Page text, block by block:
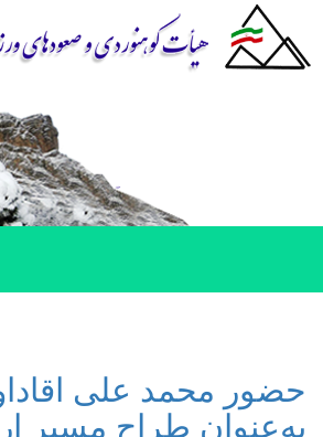
حضور محمد علی
به‌عنوان طراح مسیر